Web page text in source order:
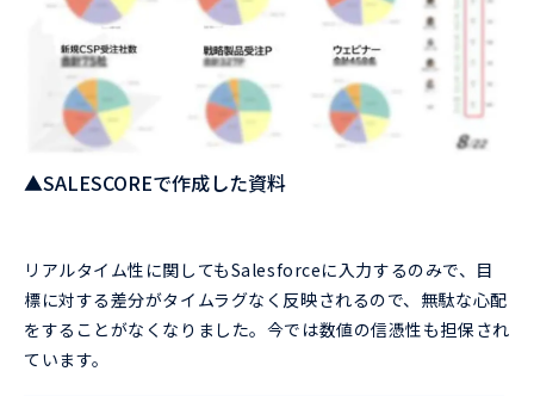
▲SALESCOREで作成した資料
リアルタイム性に関してもSalesforceに入力するのみで、目
標に対する差分がタイムラグなく反映されるので、無駄な心配
をすることがなくなりました。今では数値の信憑性も担保され
ています。